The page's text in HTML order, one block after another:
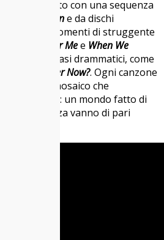
ha proseguito con una sequenza
Tomorrow Mane da dischi
mescolato momenti di struggente
That Dress for Mee When We
e quasi drammatici, come
Does It Matter Now?. Ogni canzone
di un mosaico che
del mondo: un mondo fatto di
e la bellezza vanno di pari